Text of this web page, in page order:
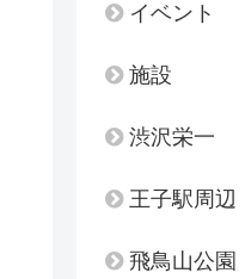
イベント
施設
渋沢栄一
王子駅周辺
飛鳥山公園